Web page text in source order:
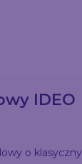
IDEO
o